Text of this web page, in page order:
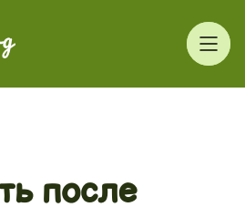
после